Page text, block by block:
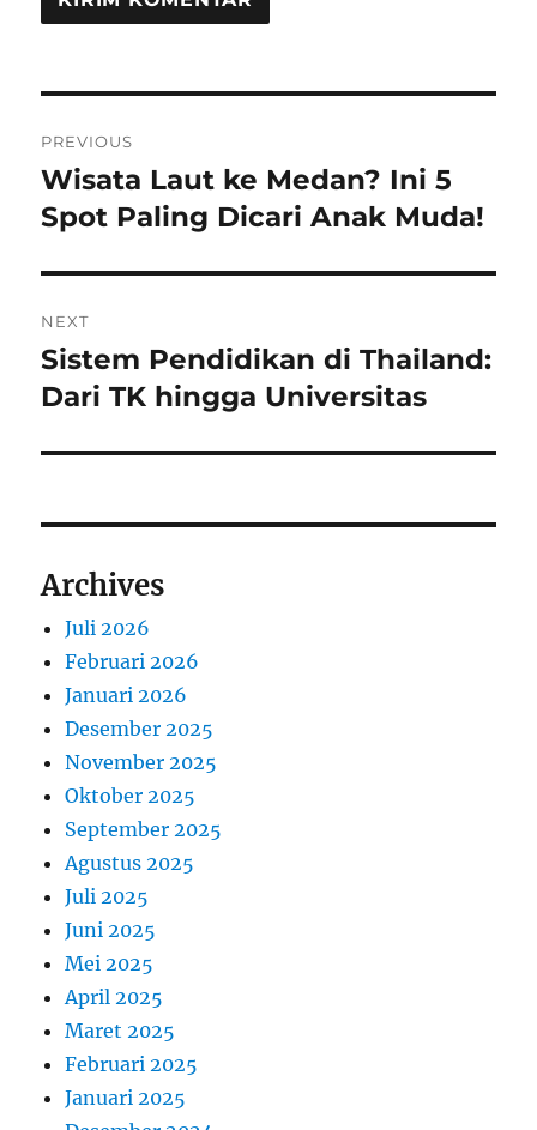
pos
PREVIOUS
Previous
post:
Wisata Laut ke Medan? Ini 5
Spot Paling Dicari Anak Muda!
NEXT
Next
post:
Sistem Pendidikan di Thailand:
Dari TK hingga Universitas
Archives
Juli 2026
Februari 2026
Januari 2026
Desember 2025
November 2025
Oktober 2025
September 2025
Agustus 2025
Juli 2025
Juni 2025
Mei 2025
April 2025
Maret 2025
Februari 2025
Januari 2025